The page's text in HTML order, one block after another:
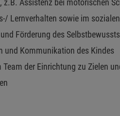
Assistenz bei motorischen
Lernverhalten sowie im
Förderung des
und Kommunikation des Kindes
der Einrichtung zu Zielen